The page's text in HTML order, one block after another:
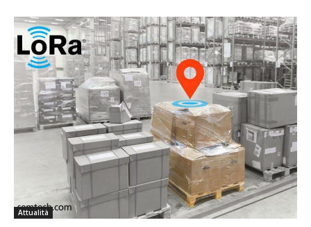
Attualità